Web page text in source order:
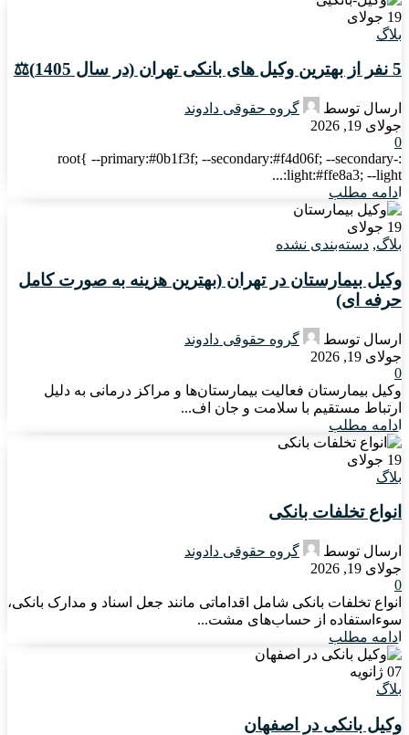
19 جولای
بلاگ
5 نفر از بهترین وکیل های بانکی تهران (در سال 1405)⚖️
ارسال توسط
گروه حقوقی دادوند
جولای 19, 2026
0
:root{ --primary:#0b1f3f; --secondary:#f4d06f; --secondary-
light:#ffe8a3; --light:...
ادامه مطلب
19 جولای
بلاگ, دسته‌بندی نشده
وکیل بیمارستان در تهران (بهترین هزینه به صورت کامل
حرفه ای)
ارسال توسط
گروه حقوقی دادوند
جولای 19, 2026
0
وکیل بیمارستان فعالیت بیمارستان‌ها و مراکز درمانی به دلیل
ارتباط مستقیم با سلامت و جان اف...
ادامه مطلب
19 جولای
بلاگ
انواع تخلفات بانکی
ارسال توسط
گروه حقوقی دادوند
جولای 19, 2026
0
انواع تخلفات بانکی شامل اقداماتی مانند جعل اسناد و مدارک بانکی،
سوءاستفاده از حساب‌های مشت...
ادامه مطلب
07 ژانویه
بلاگ
وکیل بانکی در اصفهان